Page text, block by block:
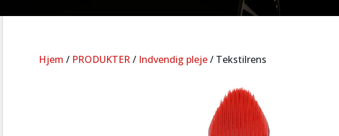
Hjem / PRODUKTER/ Indvendig pleje/ Tekstilrens